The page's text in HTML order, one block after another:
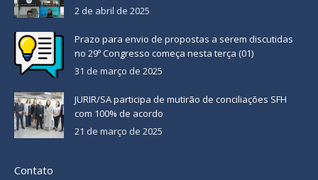
2 de abril de 2025
Prazo para envio de propostas a serem discutidas
no 29º Congresso começa nesta terça (01)
31 de março de 2025
JURIR/SA participa de mutirão de conciliações SFH
com 100% de acordo
21 de março de 2025
Contato